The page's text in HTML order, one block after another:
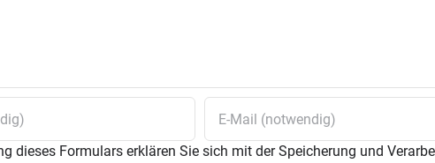
dieses Formulars erklären Sie sich mit der Speicherung und